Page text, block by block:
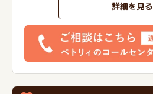
詳細を見る